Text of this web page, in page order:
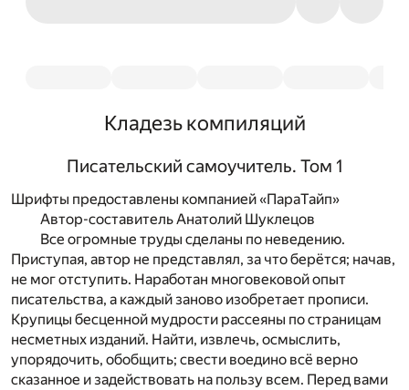
Кладезь компиляций
Писательский самоучитель. Том 1
Шрифты предоставлены компанией «ПараТайп»
Автор-составитель Анатолий Шуклецов
Все огромные труды сделаны по неведению.
Приступая, автор не представлял, за что берётся; начав,
не мог отступить. Наработан многовековой опыт
писательства, а каждый заново изобретает прописи.
Крупицы бесценной мудрости рассеяны по страницам
несметных изданий. Найти, извлечь, осмыслить,
упорядочить, обобщить; свести воедино всё верно
сказанное и задействовать на пользу всем. Перед вами